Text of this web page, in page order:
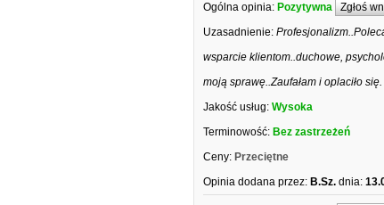
Ogólna opinia: Pozytywna Zgłoś
Uzasadnienie:
wsparcie klientom..duchowe,
moją sprawę..Zaufałam i oplaciło
Jakość usług: Wysoka
Terminowość: Bez zastrzeżeń
Ceny: Przeciętne
Opinia dodana przez: B.Sz. dnia: